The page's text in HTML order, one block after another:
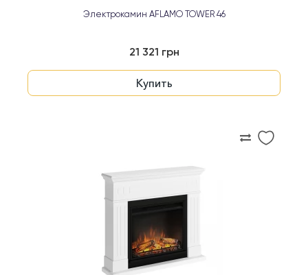
Электрокамин AFLAMO TOWER 46
21 321 грн
Купить